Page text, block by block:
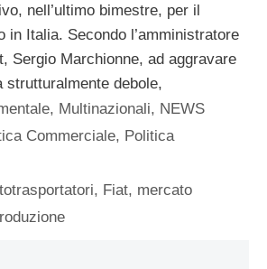
nell’ultimo bimestre, per il
in Italia. Secondo l’amministratore
Sergio Marchionne, ad aggravare
strutturalmente debole,
, Multinazionali, NEWS
Commerciale, Politica
, Fiat, mercato